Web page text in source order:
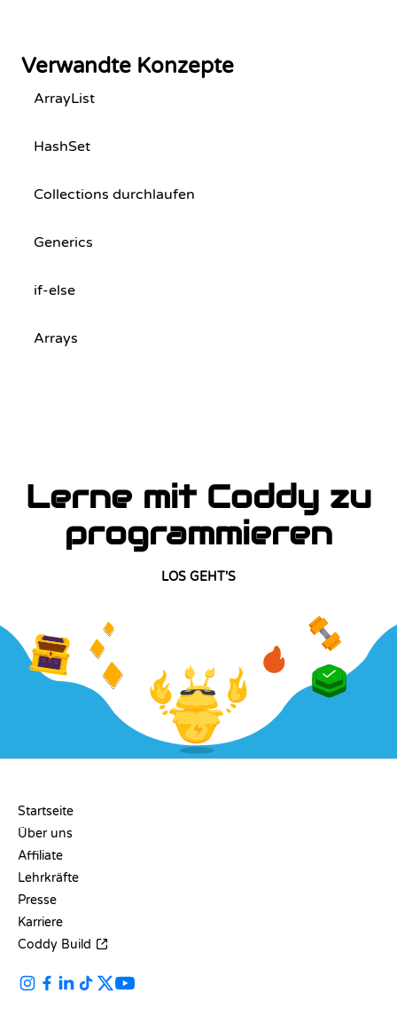
Verwandte Konzepte
ArrayList
HashSet
Collections durchlaufen
Generics
if-else
Arrays
Lerne mit Coddy zu
programmieren
LOS GEHT'S
Startseite
Über uns
Affiliate
Lehrkräfte
Presse
Karriere
Coddy Build